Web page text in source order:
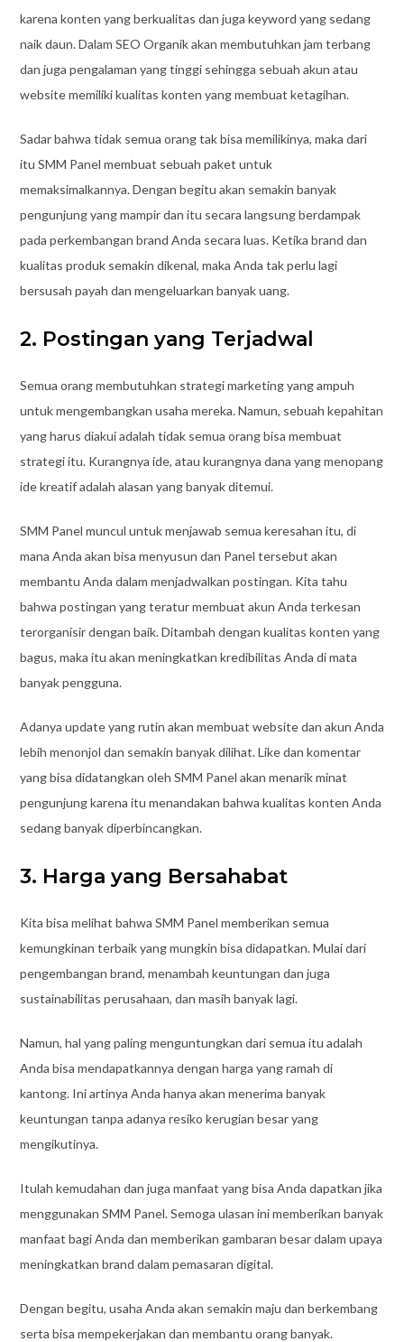
karena konten yang berkualitas dan juga keyword yang sedang
naik daun. Dalam SEO Organik akan membutuhkan jam terbang
dan juga pengalaman yang tinggi sehingga sebuah akun atau
website memiliki kualitas konten yang membuat ketagihan.
Sadar bahwa tidak semua orang tak bisa memilikinya, maka dari
itu SMM Panel membuat sebuah paket untuk
memaksimalkannya. Dengan begitu akan semakin banyak
pengunjung yang mampir dan itu secara langsung berdampak
pada perkembangan brand Anda secara luas. Ketika brand dan
kualitas produk semakin dikenal, maka Anda tak perlu lagi
bersusah payah dan mengeluarkan banyak uang.
2. Postingan yang Terjadwal
Semua orang membutuhkan strategi marketing yang ampuh
untuk mengembangkan usaha mereka. Namun, sebuah kepahitan
yang harus diakui adalah tidak semua orang bisa membuat
strategi itu. Kurangnya ide, atau kurangnya dana yang menopang
ide kreatif adalah alasan yang banyak ditemui.
SMM Panel muncul untuk menjawab semua keresahan itu, di
mana Anda akan bisa menyusun dan Panel tersebut akan
membantu Anda dalam menjadwalkan postingan. Kita tahu
bahwa postingan yang teratur membuat akun Anda terkesan
terorganisir dengan baik. Ditambah dengan kualitas konten yang
bagus, maka itu akan meningkatkan kredibilitas Anda di mata
banyak pengguna.
Adanya update yang rutin akan membuat website dan akun Anda
lebih menonjol dan semakin banyak dilihat. Like dan komentar
yang bisa didatangkan oleh SMM Panel akan menarik minat
pengunjung karena itu menandakan bahwa kualitas konten Anda
sedang banyak diperbincangkan.
3. Harga yang Bersahabat
Kita bisa melihat bahwa SMM Panel memberikan semua
kemungkinan terbaik yang mungkin bisa didapatkan. Mulai dari
pengembangan brand, menambah keuntungan dan juga
sustainabilitas perusahaan, dan masih banyak lagi.
Namun, hal yang paling menguntungkan dari semua itu adalah
Anda bisa mendapatkannya dengan harga yang ramah di
kantong. Ini artinya Anda hanya akan menerima banyak
keuntungan tanpa adanya resiko kerugian besar yang
mengikutinya.
Itulah kemudahan dan juga manfaat yang bisa Anda dapatkan jika
menggunakan SMM Panel. Semoga ulasan ini memberikan banyak
manfaat bagi Anda dan memberikan gambaran besar dalam upaya
meningkatkan brand dalam pemasaran digital.
Dengan begitu, usaha Anda akan semakin maju dan berkembang
serta bisa mempekerjakan dan membantu orang banyak.